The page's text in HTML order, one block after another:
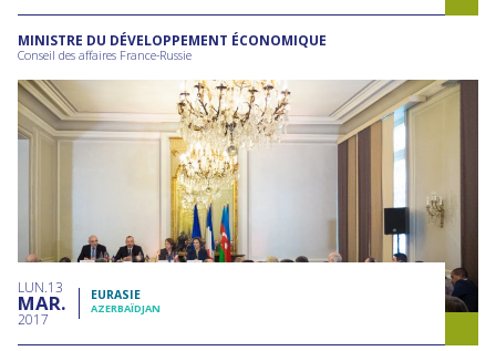
MINISTRE DU DÉVELOPPEMENT ÉCONOMIQUE
Conseil des affaires France-Russie
LUN 13
MAR
2017
EURASIE
AZERBAÏDJAN